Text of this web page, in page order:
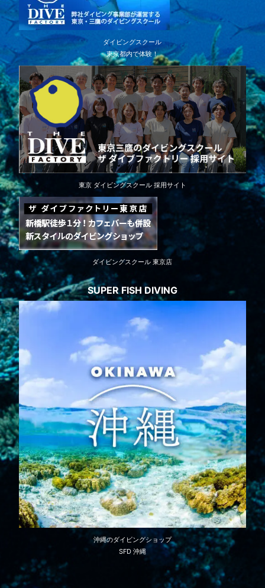
ダイビングスクール
東京都内で体験！
東京 ダイビングスクール 採用サイト
ダイビングスクール 東京店
SUPER FISH DIVING
沖縄のダイビングショップ
SFD 沖縄